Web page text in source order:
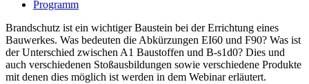
Programm
Brandschutz ist ein wichtiger Baustein bei der Errichtung eines
Bauwerkes. Was bedeuten die Abkürzungen EI60 und F90? Was ist
der Unterschied zwischen A1 Baustoffen und B-s1d0? Dies und
auch verschiedenen Stoßausbildungen sowie verschiedene Produkte
mit denen dies möglich ist werden in dem Webinar erläutert.